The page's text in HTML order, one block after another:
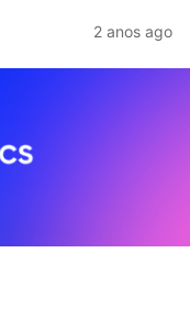
2 anos ago